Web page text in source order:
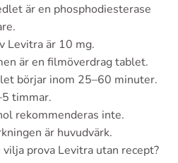
är en phosphodiesterase
Levitra är 10 mg.
är en filmöverdrag tablet.
börjar inom 25–60 minuter.
timmar.
rekommenderas inte.
är huvudvärk.
prova Levitra utan recept?